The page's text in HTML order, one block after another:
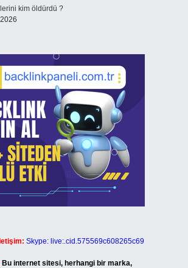
kim öldürdü ?
Skype: live:.cid.575569c608265c69
Bu internet sitesi, herhangi bir marka,